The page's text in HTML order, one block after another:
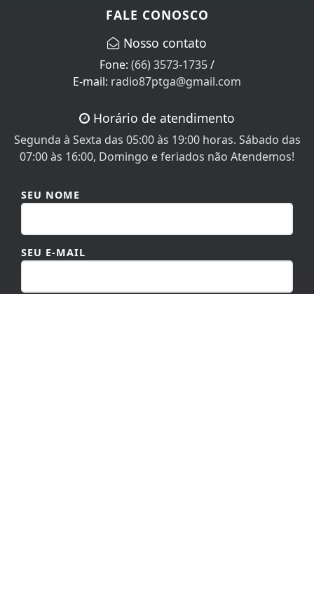
FALE CONOSCO
Nosso contato
Fone: (66) 3573-1735/
E-mail: radio87ptga@gmail.com
Horário de atendimento
Segunda à Sexta das 05:00 às 19:00 horas. Sábado das
07:00 às 16:00, Domingo e feriados não Atendemos!
SEU NOME
SEU E-MAIL
Termos de Uso e Privacidade
entendemos que você concorda com nossos Termos
PARA MAIS INFORMAÇÕES,ACESSE NOSSOS TERMOS